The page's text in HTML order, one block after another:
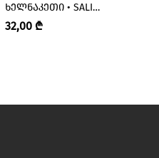
ᲮᲔᲚᲜᲐᲙᲔᲗᲘ • SALI
HANDMADE”
32,00 ₾